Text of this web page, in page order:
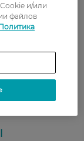
и/или
файлов